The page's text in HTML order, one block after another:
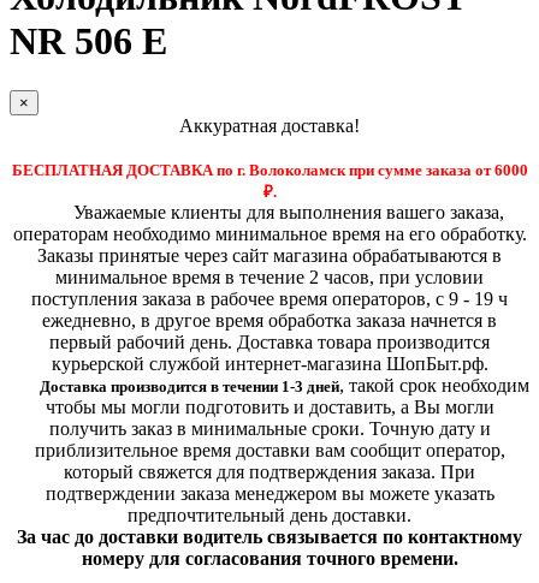
NR 506 E
×
Аккуратная доставка!
БЕСПЛАТНАЯ ДОСТАВКА по г. Волоколамск при сумме заказа от 6000
₽.
Уважаемые клиенты для выполнения вашего заказа,
операторам необходимо минимальное время на его обработку.
Заказы принятые через сайт магазина обрабатываются в
минимальное время в течение 2 часов, при условии
поступления заказа в рабочее время операторов, с 9 - 19 ч
ежедневно, в другое время обработка заказа начнется в
первый рабочий день. Доставка товара производится
курьерской службой интернет-магазина ШопБыт.рф.
Доставка производится в течении 1-3 дней, такой срок необходим
чтобы мы могли подготовить и доставить, а Вы могли
получить заказ в минимальные сроки. Точную дату и
приблизительное время доставки вам сообщит оператор,
который свяжется для подтверждения заказа. При
подтверждении заказа менеджером вы можете указать
предпочтительный день доставки.
За час до доставки водитель связывается по контактному
номеру для согласования точного времени.